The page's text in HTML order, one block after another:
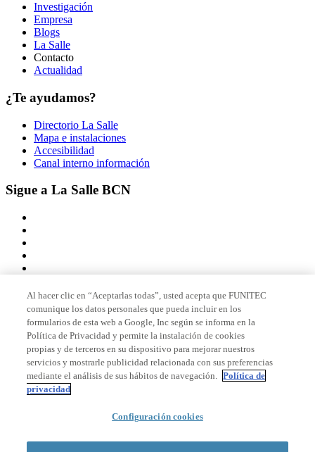
Investigación
Empresa
Blogs
La Salle
Contacto
Actualidad
¿Te ayudamos?
Directorio La Salle
Mapa e instalaciones
Accesibilidad
Canal interno información
Sigue a La Salle BCN
Miembro de
Acreditaciones
© 2026 La Salle Campus Barcelona - URL |
Al hacer clic en “Aceptarlas todas”, usted acepta que FUNITEC
comunique los datos personales que pueda incluir en los
formularios de esta web a Google, Inc según se informa en la
Política de Privacidad y permite la instalación de cookies
propias y de terceros en su dispositivo para mejorar nuestros
servicios y mostrarle publicidad relacionada con sus preferencias
mediante el análisis de sus hábitos de navegación. Política de
privacidad
Configuración cookies